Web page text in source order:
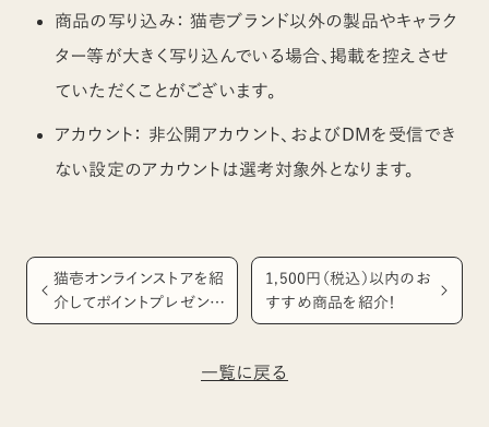
商品の写り込み： 猫壱ブランド以外の製品やキャラク
ター等が大きく写り込んでいる場合、掲載を控えさせ
ていただくことがございます。
アカウント： 非公開アカウント、およびDMを受信でき
ない設定のアカウントは選考対象外となります。
猫壱オンラインストアを紹
介してポイントプレゼン
ト！お友だち紹介制度
一覧に戻る
1,500円（税込）以内のお
すすめ商品を紹介！